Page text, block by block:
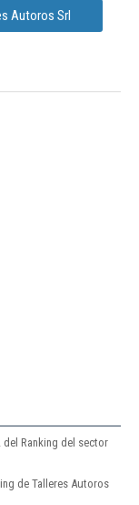
Autoros Srl
del Ranking del sector
de Talleres Autoros